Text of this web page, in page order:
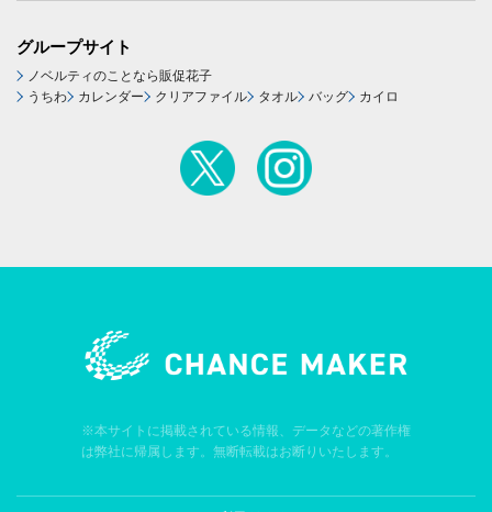
グループサイト
ノベルティのことなら販促花子
うちわ
カレンダー クリアファイル タオル バッグ カイロ
※本サイトに掲載されている情報、データなどの著作権
は弊社に帰属します。無断転載はお断りいたします。